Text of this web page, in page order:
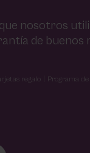
nosotros
de buenos
regalo Programa